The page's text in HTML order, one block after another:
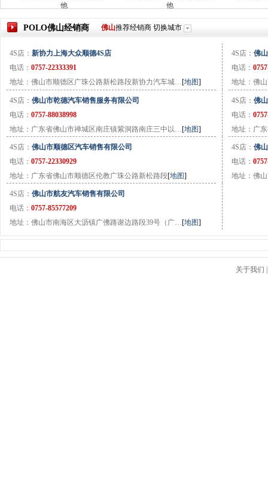
他
他
POLO佛山经销商 佛山推荐经销商 切换城市
4S店： 新协力上海大众顺德4S店
电话： 0757-22333391
地址：佛山市顺德区广珠公路新松路段新协力汽车城…[地图]
4S店： 佛
电话：
地址：佛
4S店： 佛山市乾德汽车销售服务有限公司
电话： 0757-88038998
地址：广东省佛山市禅城区南庄镇紫洞路南庄三中以…[地图]
4S店： 佛
电话：
地址：广
4S店： 佛山市顺德区汽车销售有限公司
电话： 0757-22330929
地址：广东省佛山市顺德区伦教广珠公路新松路段[地图]
4S店： 佛
电话：
地址：佛
4S店： 佛山市航友汽车销售有限公司
电话： 0757-85577209
地址：佛山市南海区大沥镇广佛路谢边路段39号（广…[地图]
关于我们